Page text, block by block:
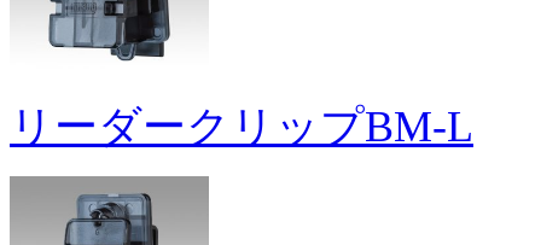
リーダークリップBM-L